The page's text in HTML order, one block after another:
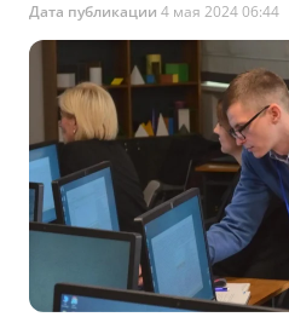
Дата публикации 4 мая 2024 06:44